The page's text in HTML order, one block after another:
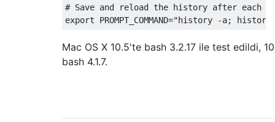
# Save and reload the history after each
export PROMPT_COMMAND="history -a; history -c;
Mac OS X 10.5'te bash 3.2.17 ile test edildi,
bash 4.1.7.